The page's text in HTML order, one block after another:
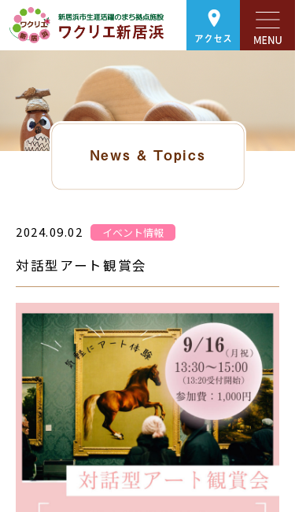
アクセス
News & Topics
2024.09.02 イベント情報
対話型アート観賞会